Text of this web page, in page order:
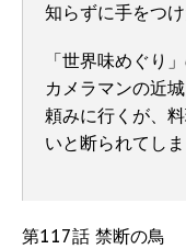
知らずに手をつ
「世界味めぐり
カメラマンの近
頼みに行くが、
いと断られてしま
第117話 禁断の鳥